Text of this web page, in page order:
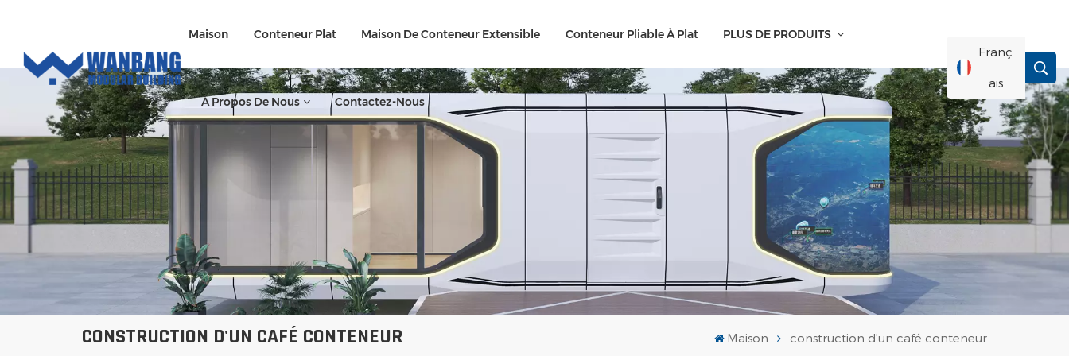
Maison Conteneur Plat Maison De Conteneur Extensible Conteneur Pliable À Plat PLUS DE PRODUITS
À Propos De Nous Contactez-Nous
Franç
Ais
English
Français
Русский
CONSTRUCTION D'UN CAFÉ CONTENEUR Maison construction d'un café conteneur